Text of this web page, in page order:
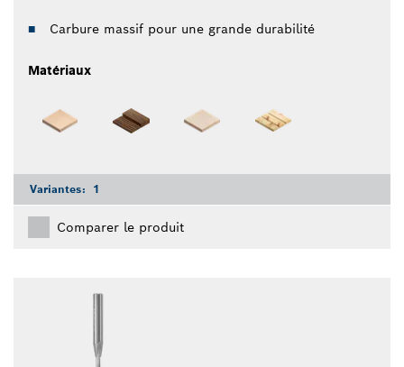
Carbure massif pour une grande durabilité
Matériaux
Variantes: 1
Comparer le produit